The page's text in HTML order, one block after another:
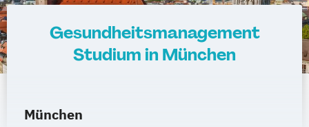
Gesundheitsmanagement
Studium in München
München